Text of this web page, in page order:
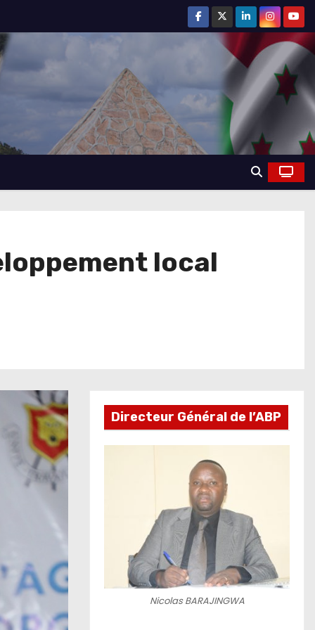
local
Directeur Général de l’ABP
Nicolas BARAJINGWA